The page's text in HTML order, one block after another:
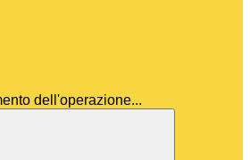
dell'operazione...